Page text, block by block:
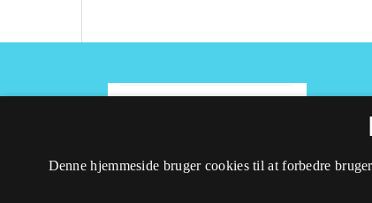
ISSN 2597-0747 (Online)
Denne hjemmeside bruger cookies til at forbedre